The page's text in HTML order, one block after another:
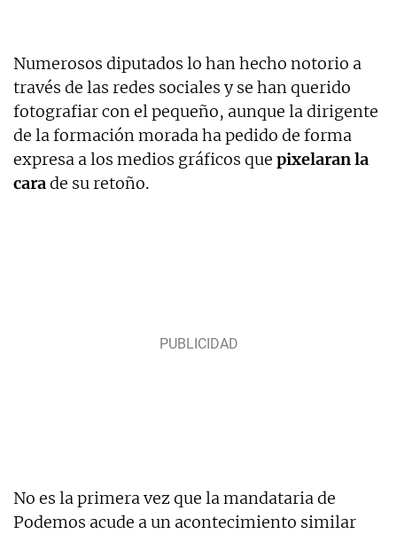
Numerosos diputados lo han hecho notorio a
través de las redes sociales y se han querido
fotografiar con el pequeño, aunque la dirigente
de la formación morada ha pedido de forma
expresa a los medios gráficos que pixelaran la
carade su retoño.
No es la primera vez que la mandataria de
Podemos acude a un acontecimiento similar